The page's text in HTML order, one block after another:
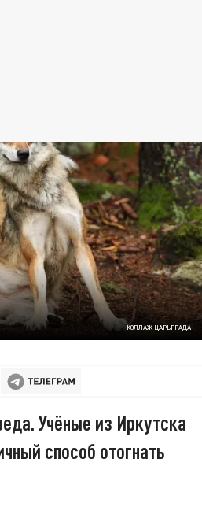
КОЛЛАЖ ЦАРЬГРАДА
Учёные из Иркутска
способ отогнать